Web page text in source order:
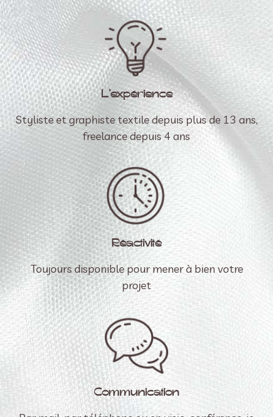
L’expérience
Styliste et graphiste textile depuis plus de 13 ans,
freelance depuis 4 ans
Réactivité
Toujours disponible pour mener à bien votre
projet
Communication